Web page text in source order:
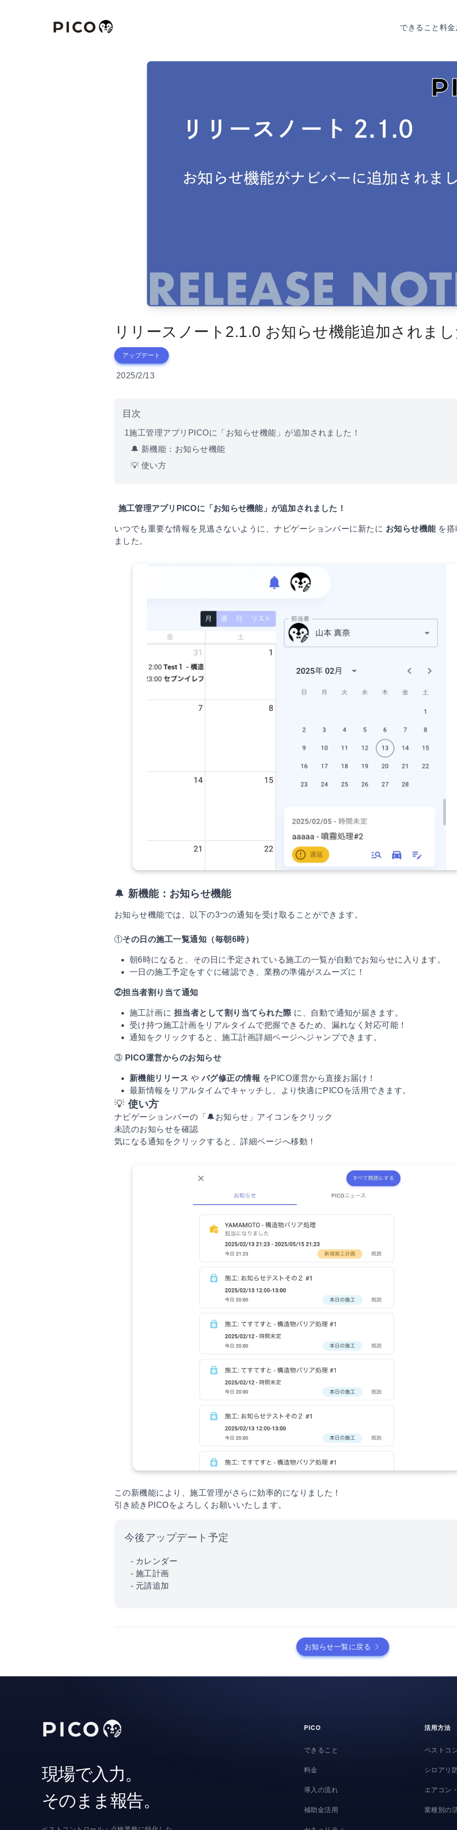
できること 料金
リリースノート2.1.0 お知らせ機能追加されま
アップデート
2025/2/13
目次
1施工管理アプリPICOに「お知らせ機能」が追加されました！
🔔 新機能：お知らせ機能
💡 使い方
施工管理アプリPICOに「お知らせ機能」が追加されました！
いつでも重要な情報を見逃さないように、ナビゲーションバーに新たに お知らせ機能を搭
ました。
🔔 新機能：お知らせ機能
お知らせ機能では、以下の3つの通知を受け取ることができます。
①その日の施工一覧通知（毎朝6時）
朝6時になると、その日に予定されている施工の一覧が自動でお知らせに入ります。
一日の施工予定をすぐに確認でき、業務の準備がスムーズに！
②担当者割り当て通知
施工計画に 担当者として割り当てられた際 に、自動で通知が届きます。
受け持つ施工計画をリアルタイムで把握できるため、漏れなく対応可能！
通知をクリックすると、施工計画詳細ページへジャンプできます。
③ PICO運営からのお知らせ
新機能リリース やバグ修正の情報 をPICO運営から直接お届け！
最新情報をリアルタイムでキャッチし、より快適にPICOを活用できます。
💡 使い方
ナビゲーションバーの「🔔お知らせ」アイコンをクリック
未読のお知らせを確認
気になる通知をクリックすると、詳細ページへ移動！
この新機能により、施工管理がさらに効率的になりました！
引き続きPICOをよろしくお願いいたします。
今後アップデート予定
- カレンダー
- 施工計画
- 元請追加
お知らせ一覧に戻る
現場で入力。
そのまま報告。
PICO
できること
料金
導入の流れ
補助金活用
活用方法
ペストコ
シロアリ
エアコン
業種別の